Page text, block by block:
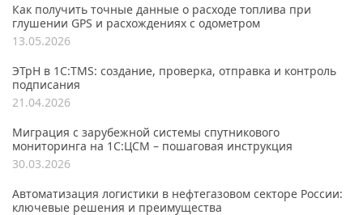
Как получить точные данные о расходе топлива при
глушении GPS и расхождениях с одометром
13.05.2026
ЭТрН в 1С:TMS: создание, проверка, отправка и контроль
подписания
21.04.2026
Миграция с зарубежной системы спутникового
мониторинга на 1С:ЦСМ – пошаговая инструкция
30.03.2026
Автоматизация логистики в нефтегазовом секторе России:
ключевые решения и преимущества